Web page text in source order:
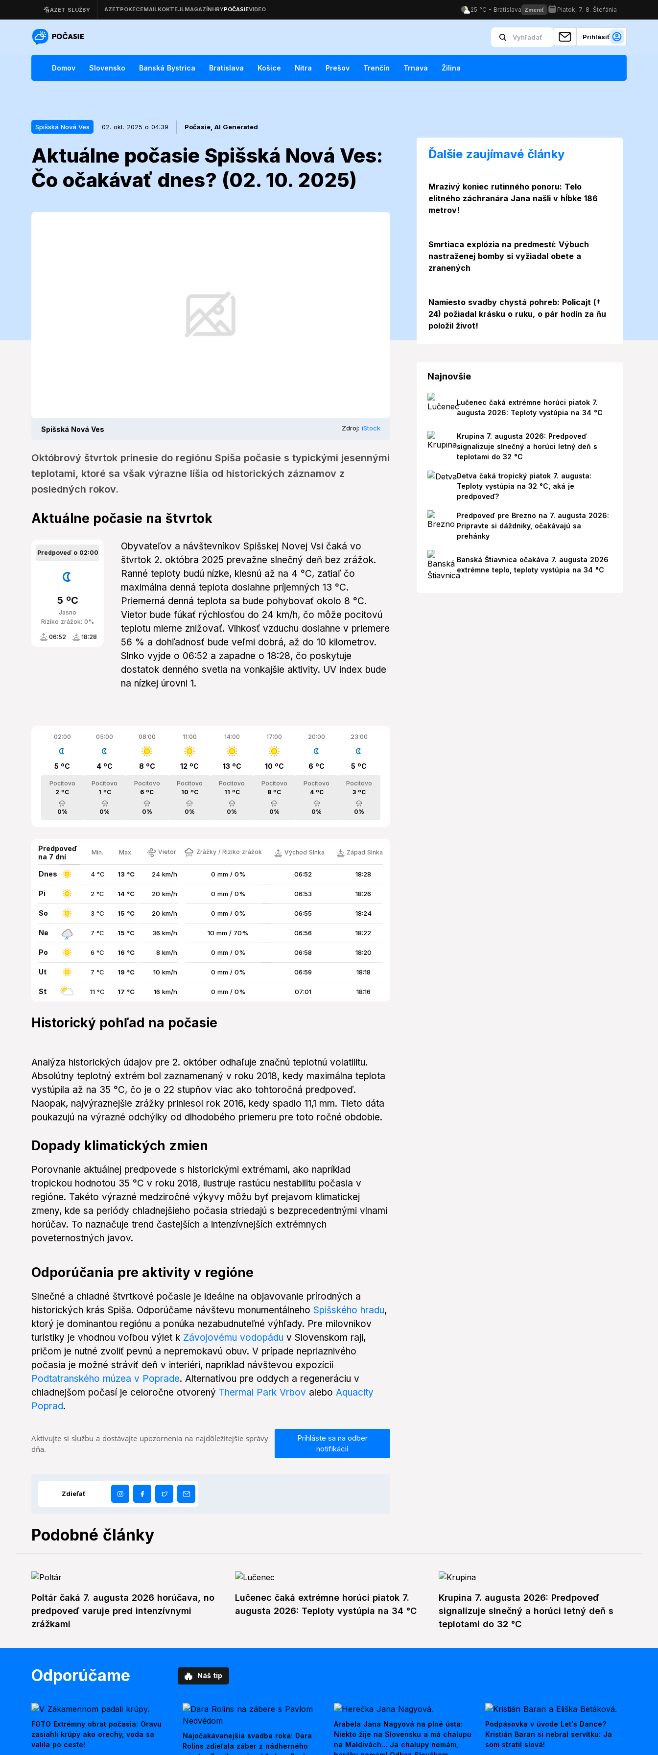
Prihlásiť
Domov Slovensko Banská Bystrica Bratislava Košice Nitra Prešov Trenčín Trnava Žilina
Spišská Nová Ves 02. okt. 2025 o 04:39 Počasie, AI Generated
Aktuálne počasie Spišská Nová Ves:
Čo očakávať dnes? (02. 10. 2025)
Spišská Nová Ves Zdroj: iStock
Októbrový štvrtok prinesie do regiónu Spiša počasie s typickými jesennými
teplotami, ktoré sa však výrazne líšia od historických záznamov z
posledných rokov.
Spišská Nová Ves 02. okt. 2025 o 04:39
Aktuálne počasie Spišská
Októbrový štvrtok prinesie do regiónu Spiša počasie s typickými
jesennými teplotami, ktoré sa však výrazne líšia od historických
záznamov z posledných rokov.
Aktuálne počasie na štvrtok
Predpoveď o 02:00
Jasno
5 ºC
Riziko zrážok: 0%
06:52 18:28
Obyvateľov a návštevníkov Spišskej Novej Vsi čaká vo
štvrtok 2. októbra 2025 prevažne slnečný deň bez zrážok.
Ranné teploty budú nízke, klesnú až na 4 °C, zatiaľ čo
maximálna denná teplota dosiahne príjemných 13 °C.
Priemerná denná teplota sa bude pohybovať okolo 8 °C.
Vietor bude fúkať rýchlosťou do 24 km/h, čo môže pocitovú
teplotu mierne znižovať. Vlhkosť vzduchu dosiahne v priemere
56 % a dohľadnosť bude veľmi dobrá, až do 10 kilometrov.
Slnko vyjde o 06:52 a zapadne o 18:28, čo poskytuje
dostatok denného svetla na vonkajšie aktivity. UV index bude
na nízkej úrovni 1.
02:00
5 ºC
Pocitovo
2 ºC
0%
05:00
4 ºC
Pocitovo
1 ºC
0%
08:00
8 ºC
Pocitovo
6 ºC
0%
11:00
12 ºC
Pocitovo
10 ºC
0%
14:00
13 ºC
Pocitovo
11 ºC
0%
17:00
10 ºC
Pocitovo
8 ºC
0%
20:00
6 ºC
Pocitovo
4 ºC
0%
23:00
5 ºC
Pocitovo
3 ºC
0%
Predpoveď
na 7 dní
Min. Max. Vietor Zrážky / Riziko zrážok Východ Slnka Západ Slnka
Dnes 4 °C 13 °C 24 km/h 0 mm / 0% 06:52 18:28
Pi 2 °C 14 °C 20 km/h 0 mm / 0% 06:53 18:26
So 3 °C 15 °C 20 km/h 0 mm / 0% 06:55 18:24
Ne 7 °C 15 °C 36 km/h 10 mm / 70% 06:56 18:22
Po 6 °C 16 °C 8 km/h 0 mm / 0% 06:58 18:20
Ut 7 °C 19 °C 10 km/h 0 mm / 0% 06:59 18:18
St 11 °C 17 °C 16 km/h 0 mm / 0% 07:01 18:16
Historický pohľad na počasie
Analýza historických údajov pre 2. október odhaľuje značnú teplotnú volatilitu.
Absolútny teplotný extrém bol zaznamenaný v roku 2018, kedy maximálna teplota
vystúpila až na 35 °C, čo je o 22 stupňov viac ako tohtoročná predpoveď.
Naopak, najvýraznejšie zrážky priniesol rok 2016, kedy spadlo 11,1 mm. Tieto dáta
poukazujú na výrazné odchýlky od dlhodobého priemeru pre toto ročné obdobie.
Dopady klimatických zmien
Porovnanie aktuálnej predpovede s historickými extrémami, ako napríklad
tropickou hodnotou 35 °C v roku 2018, ilustruje rastúcu nestabilitu počasia v
regióne. Takéto výrazné medziročné výkyvy môžu byť prejavom klimatickej
zmeny, kde sa periódy chladnejšieho počasia striedajú s bezprecedentnými vlnami
horúčav. To naznačuje trend častejších a intenzívnejších extrémnych
poveternostných javov.
Odporúčania pre aktivity v regióne
Slnečné a chladné štvrtkové počasie je ideálne na objavovanie prírodných a
historických krás Spiša. Odporúčame návštevu monumentálneho Spišského hradu,
ktorý je dominantou regiónu a ponúka nezabudnuteľné výhľady. Pre milovníkov
turistiky je vhodnou voľbou výlet k Závojovému vodopádu v Slovenskom raji,
pričom je nutné zvoliť pevnú a nepremokavú obuv. V prípade nepriaznivého
počasia je možné stráviť deň v interiéri, napríklad návštevou expozícií
Podtatranského múzea v Poprade. Alternatívou pre oddych a regeneráciu v
chladnejšom počasí je celoročne otvorený Thermal Park Vrbov alebo Aquacity
Poprad.
Aktivujte si službu a dostávajte upozornenia na najdôležitejšie správy
dňa.
Prihláste sa na odber
notifikácií
Zdieľať
Ďalšie zaujímavé články
Mrazivý koniec rutinného ponoru: Telo
elitného záchranára Jana našli v hĺbke 186
metrov!
Smrtiaca explózia na predmestí: Výbuch
nastraženej bomby si vyžiadal obete a
zranených
Namiesto svadby chystá pohreb: Policajt (†
24) požiadal krásku o ruku, o pár hodín za ňu
položil život!
Najnovšie
Lučenec čaká extrémne horúci piatok 7.
augusta 2026: Teploty vystúpia na 34 °C
Krupina 7. augusta 2026: Predpoveď
signalizuje slnečný a horúci letný deň s
teplotami do 32 °C
Detva čaká tropický piatok 7. augusta:
Teploty vystúpia na 32 °C, aká je
predpoveď?
Predpoveď pre Brezno na 7. augusta 2026:
Pripravte si dáždniky, očakávajú sa
prehánky
Banská Štiavnica očakáva 7. augusta 2026
extrémne teplo, teploty vystúpia na 34 °C
Podobné články
Poltár čaká 7. augusta 2026 horúčava, no
predpoveď varuje pred intenzívnymi
zrážkami
Lučenec čaká extrémne horúci piatok 7.
augusta 2026: Teploty vystúpia na 34 °C
Krupina 7. augusta 2026: Predpoveď
signalizuje slnečný a horúci letný deň s
teplotami do 32 °C
Odporúčame 🔥 Náš tip
FOTO Extrémny obrat počasia: Oravu
zasiahli krúpy ako orechy, voda sa
valila po ceste!
Najočakávanejšia svadba roka: Dara
Rolins zdieľala záber z nádherného
Arabela Jana Nagyová na plné ústa:
Niekto žije na Slovensku a má chalupu
na Maldivách... Ja chalupy nemám,
Podpásovka v úvode Let's Dance?
Kristián Baran si nebral servítku: Ja
som stratil slová!